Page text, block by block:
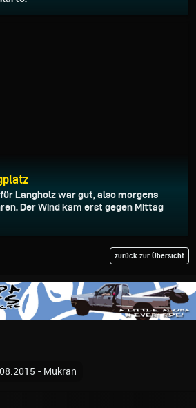
Langholz war gut, also morgens
Der Wind kam erst gegen Mittag
zurück zur Übersicht
- Mukran